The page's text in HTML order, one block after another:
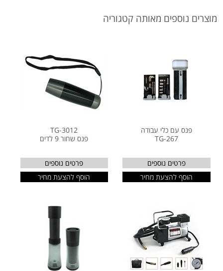
מוצרים נוספים מאותה קטגוריה
פנס עם כלי עבודה
TG-267
פרטים נוספים
הוסף להצעת מחיר
TG-3012
פנס שחור 9 לדים
פרטים נוספים
הוסף להצעת מחיר